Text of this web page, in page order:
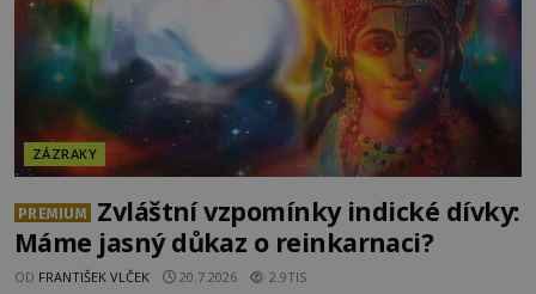
ZÁZRAKY
PREMIUM
Zvláštní vzpomínky indické dívky:
Máme jasný důkaz o reinkarnaci?
OD FRANTIŠEK VLČEK 20.7.2026 2.9TIS